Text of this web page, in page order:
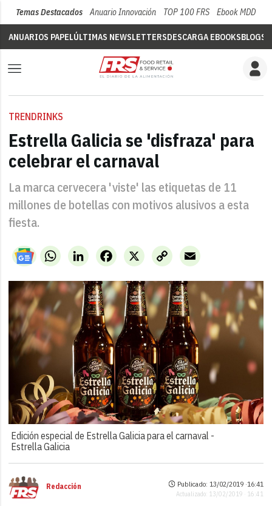
Temas Destacados Anuario Innovación TOP 100 FRS Ebook MDD
ANUARIOS PAPELÚLTIMAS NEWSLETTERSDESCARGA EBOOKSBLOGS
TRENDRINKS
Estrella Galicia se 'disfraza' para
celebrar el carnaval
La marca cervecera 'viste' las etiquetas de 11
millones de botellas con motivos alusivos a esta
fiesta.
WhatsAppLinkedIn X
Facebook
Copy
Link
Email
Edición especial de Estrella Galicia para el carnaval -
Estrella Galicia
Redacción Publicado: 13/02/2019 ·16:41
Actualizado: 13/02/2019 · 16:41